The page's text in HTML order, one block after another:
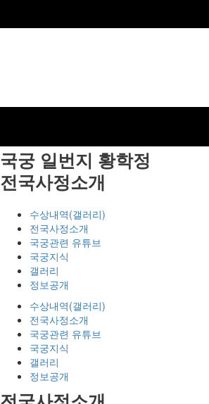
국궁 일번지 황학정
전국사정소개
수상내역(갤러리)
전국사정소개
국궁관련 유튜브
국궁지식
갤러리
정보공개
수상내역(갤러리)
전국사정소개
국궁관련 유튜브
국궁지식
갤러리
정보공개